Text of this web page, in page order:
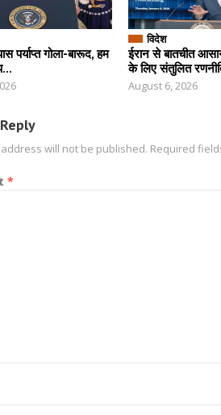
पर्याप्त गोला-बारूद, हम
विदेश
ईरान से बातचीत
के लिए संतुलित
August 6, 2026
will not be published. Required
*